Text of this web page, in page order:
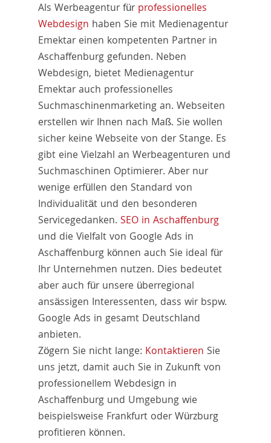
Als Werbeagentur fürprofessionelles
Webdesign haben Sie mit Medienagentur
Emektar einen kompetenten Partner in
Aschaffenburg gefunden. Neben
Webdesign, bietet Medienagentur
Emektar auch professionelles
Suchmaschinenmarketing an. Webseiten
erstellen wir Ihnen nach Maß. Sie wollen
sicher keine Webseite von der Stange. Es
gibt eine Vielzahl an Werbeagenturen und
Suchmaschinen Optimierer. Aber nur
wenige erfüllen den Standard von
Individualität und den besonderen
Servicegedanken. SEO in Aschaffenburg
und die Vielfalt von Google Ads in
Aschaffenburg können auch Sie ideal für
Ihr Unternehmen nutzen. Dies bedeutet
aber auch für unsere überregional
ansässigen Interessenten, dass wir bspw.
Google Ads in gesamt Deutschland
anbieten.
Zögern Sie nicht lange: Kontaktieren Sie
uns jetzt, damit auch Sie in Zukunft von
professionellem Webdesign in
Aschaffenburg und Umgebung wie
beispielsweise Frankfurt oder Würzburg
profitieren können.